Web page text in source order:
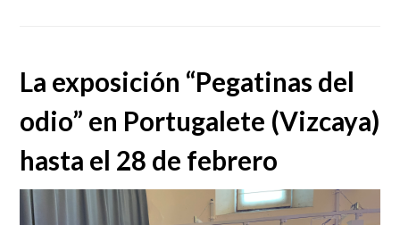
La exposición “Pegatinas del
odio” en Portugalete (Vizcaya)
hasta el 28 de febrero